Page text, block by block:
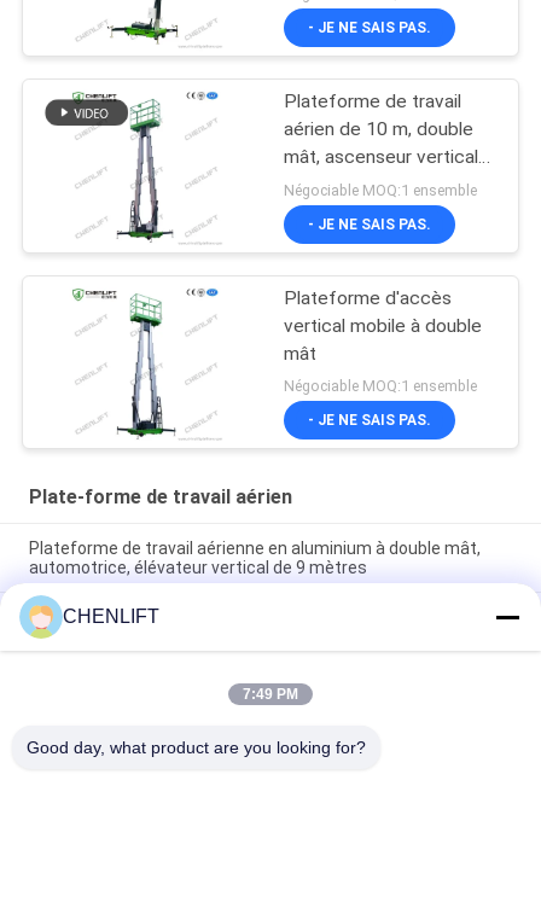
- JE NE SAIS PAS.
Plateforme de travail
aérien de 10 m, double
mât, ascenseur vertical
avec plateforme
d'extension
Négociable MOQ:1 ensemble
- JE NE SAIS PAS.
Plateforme d'accès
vertical mobile à double
mât
Négociable MOQ:1 ensemble
- JE NE SAIS PAS.
Plate-forme de travail aérien
Plateforme de travail aérienne en aluminium à double mât,
automotrice, élévateur vertical de 9 mètres
Plateforme de travail aérienne de 10 mètres de hauteur, à
double mât, table élévatrice hydraulique verticale
Plateforme de travail aérien en aluminium avec hauteur de
levage de 14 m, hauteur de plateforme quadruple mât de 300
CHENLIFT
7:49 PM
Good day, what product are you looking for?